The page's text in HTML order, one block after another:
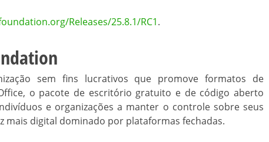
Releases/25.8.1/RC1.
sem fins lucrativos que promove formatos de
o pacote de escritório gratuito e de código aberto
e organizações a manter o controle sobre seus
mais digital dominado por plataformas fechadas.